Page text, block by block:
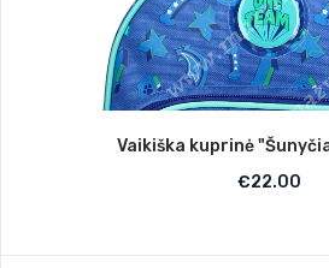
Vaikiška kuprinė
€22.00